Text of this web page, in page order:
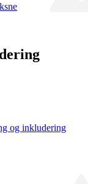
og inkludering